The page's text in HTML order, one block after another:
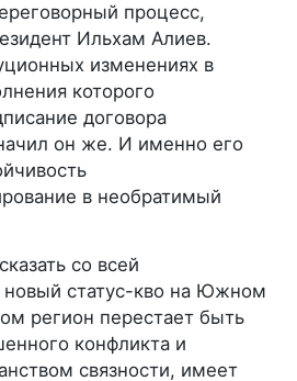
процесс,
Ильхам Алиев.
изменениях в
которого
договора
он же. И именно его
в необратимый
со всей
статус-кво на Южном
регион перестает быть
конфликта и
связности, имеет